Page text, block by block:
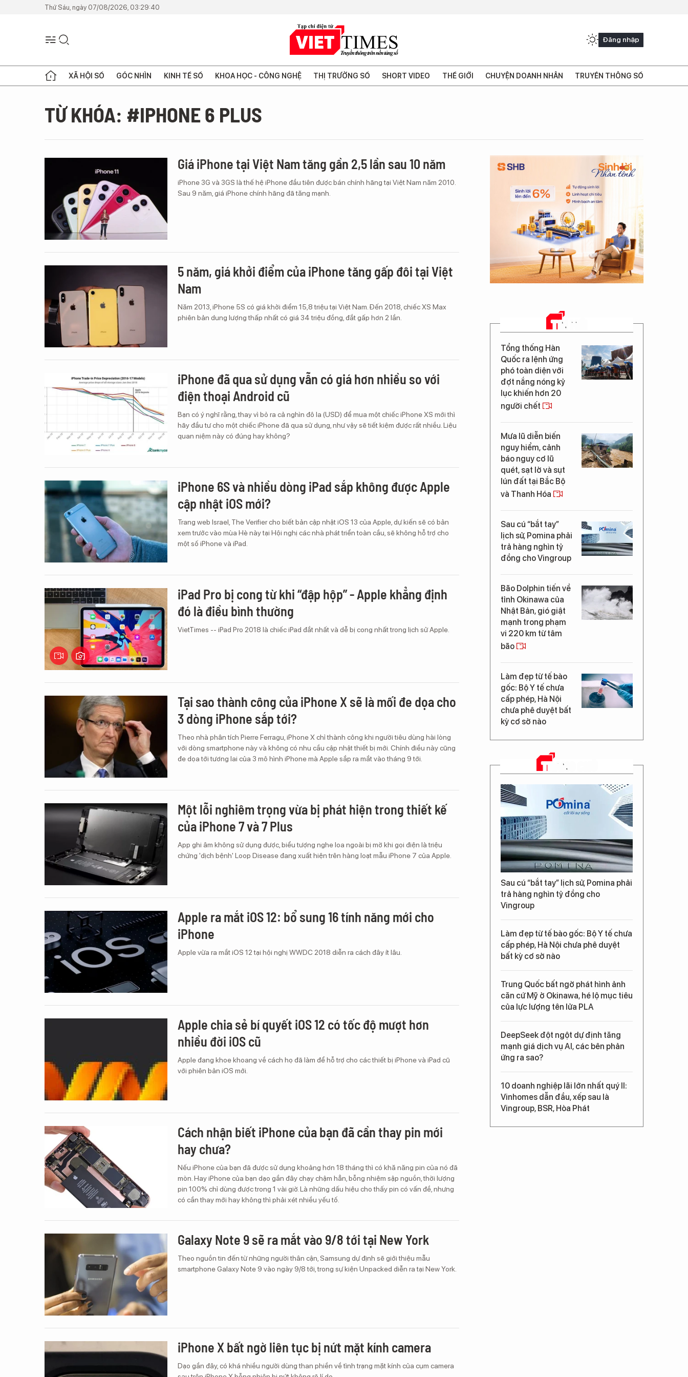
Thứ Sáu, ngày 07/08/2026, 03:29:40
Đăng nhập
XÃ HỘI SỐ GÓC NHÌN KINH TẾ SỐ KHOA HỌC - CÔNG NGHỆ THỊ TRƯỜNG SỐ SHORT VIDEO THẾ GIỚI CHUYỆN DOANH NHÂN TRUYỀN THÔNG SỐ
TỪ KHÓA: #IPHONE 6 PLUS
Giá iPhone tại Việt Nam tăng gần 2,5 lần sau 10 năm
iPhone 3G và 3GS là thế hệ iPhone đầu tiên được bán chính hãng tại Việt Nam năm 2010.
Sau 9 năm, giá iPhone chính hãng đã tăng mạnh.
5 năm, giá khởi điểm của iPhone tăng gấp đôi tại Việt
Nam
Năm 2013, iPhone 5S có giá khởi điểm 15,8 triệu tại Việt Nam. Đến 2018, chiếc XS Max
phiên bản dung lượng thấp nhất có giá 34 triệu đồng, đắt gấp hơn 2 lần.
iPhone đã qua sử dụng vẫn có giá hơn nhiều so với
điện thoại Android cũ
Bạn có ý nghĩ rằng, thay vì bỏ ra cả nghìn đô la (USD) để mua một chiếc iPhone XS mới thì
hãy đầu tư cho một chiếc iPhone đã qua sử dụng, như vậy sẽ tiết kiệm được rất nhiều. Liệu
quan niệm này có đúng hay không?
iPhone 6S và nhiều dòng iPad sắp không được Apple
cập nhật iOS mới?
Trang web Israel, The Verifier cho biết bản cập nhật iOS 13 của Apple, dự kiến sẽ có bản
xem trước vào mùa Hè này tại Hội nghị các nhà phát triển toàn cầu, sẽ không hỗ trợ cho
một số iPhone và iPad.
iPad Pro bị cong từ khi “đập hộp” - Apple khẳng định
đó là điều bình thường
VietTimes -- iPad Pro 2018 là chiếc iPad đắt nhất và dễ bị cong nhất trong lịch sử Apple.
Tại sao thành công của iPhone X sẽ là mối đe dọa cho
3 dòng iPhone sắp tới?
Theo nhà phân tích Pierre Ferragu, iPhone X chỉ thành công khi người tiêu dùng hài lòng
với dòng smartphone này và không có nhu cầu cập nhật thiết bị mới. Chính điều này cũng
đe dọa tới tương lai của 3 mô hình iPhone mà Apple sắp ra mắt vào tháng 9 tới.
Một lỗi nghiêm trọng vừa bị phát hiện trong thiết kế
của iPhone 7 và 7 Plus
App ghi âm không sử dụng được, biểu tượng nghe loa ngoài bị mờ khi gọi điện là triệu
chứng 'dịch bệnh' Loop Disease đang xuất hiện trên hàng loạt mẫu iPhone 7 của Apple.
Apple ra mắt iOS 12: bổ sung 16 tính năng mới cho
iPhone
Apple vừa ra mắt iOS 12 tại hội nghị WWDC 2018 diễn ra cách đây ít lâu.
Apple chia sẻ bí quyết iOS 12 có tốc độ mượt hơn
nhiều đời iOS cũ
Apple đang khoe khoang về cách họ đã làm để hỗ trợ cho các thiết bị iPhone và iPad cũ
với phiên bản iOS mới.
Cách nhận biết iPhone của bạn đã cần thay pin mới
hay chưa?
Nếu iPhone của bạn đã được sử dụng khoảng hơn 18 tháng thì có khă năng pin của nó đã
mòn. Hay iPhone của bạn dạo gần đây chạy chậm hẳn, bỗng nhiệm sập nguồn, thời lượng
pin 100% chỉ dùng được trong 1 vài giờ. Là những dấu hiệu cho thấy pin có vấn đề, nhưng
có cần thay mới hay không thì phải xét nhiều yếu tố.
Galaxy Note 9 sẽ ra mắt vào 9/8 tới tại New York
Theo nguồn tin đến từ những người thân cận, Samsung dự định sẽ giới thiệu mẫu
smartphone Galaxy Note 9 vào ngày 9/8 tới, trong sự kiện Unpacked diễn ra tại New York.
iPhone X bất ngờ liên tục bị nứt mặt kính camera
Dạo gần đây, có khá nhiều người dùng than phiền về tình trạng mặt kính của cụm camera
TIN MỚI
Tổng thống Hàn
Quốc ra lệnh ứng
phó toàn diện với
đợt nắng nóng kỷ
lục khiến hơn 20
người chết
Mưa lũ diễn biến
nguy hiểm, cảnh
báo nguy cơ lũ
quét, sạt lở và sụt
lún đất tại Bắc Bộ
và Thanh Hóa
Sau cú “bắt tay”
lịch sử, Pomina phải
trả hàng nghìn tỷ
đồng cho Vingroup
Bão Dolphin tiến về
tỉnh Okinawa của
Nhật Bản, gió giật
mạnh trong phạm
vi 220 km từ tâm
bão
Làm đẹp từ tế bào
gốc: Bộ Y tế chưa
cấp phép, Hà Nội
chưa phê duyệt bất
kỳ cơ sở nào
TRANG CHỦ
Sau cú “bắt tay” lịch sử, Pomina phải
trả hàng nghìn tỷ đồng cho
Vingroup
Làm đẹp từ tế bào gốc: Bộ Y tế chưa
cấp phép, Hà Nội chưa phê duyệt
bất kỳ cơ sở nào
Trung Quốc bất ngờ phát hình ảnh
căn cứ Mỹ ở Okinawa, hé lộ mục tiêu
của lực lượng tên lửa PLA
DeepSeek đột ngột dự định tăng
mạnh giá dịch vụ AI, các bên phản
ứng ra sao?
10 doanh nghiệp lãi lớn nhất quý II:
Vinhomes dẫn đầu, xếp sau là
Vingroup, BSR, Hòa Phát